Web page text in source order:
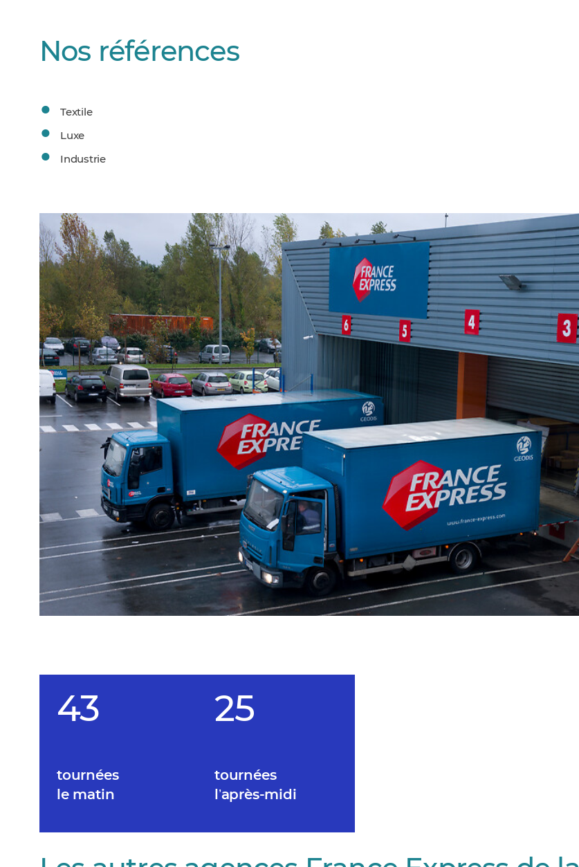
Nos références
Textile
Luxe
Industrie
43
tournées
le matin
25
tournées
lʼaprès-midi